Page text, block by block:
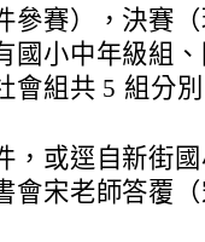
參賽），決賽
國小中年級組
會組共 5 組分
，或逕自新街
會宋老師答覆